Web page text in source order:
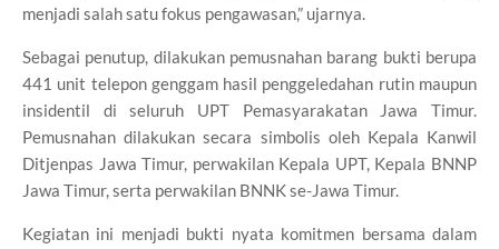
menjadi salah satu fokus pengawasan,” ujarnya.
Sebagai penutup, dilakukan pemusnahan barang bukti berupa
441 unit telepon genggam hasil penggeledahan rutin maupun
insidentil di seluruh UPT Pemasyarakatan Jawa Timur.
Pemusnahan dilakukan secara simbolis oleh Kepala Kanwil
Ditjenpas Jawa Timur, perwakilan Kepala UPT, Kepala BNNP
Jawa Timur, serta perwakilan BNNK se-Jawa Timur.
Kegiatan ini menjadi bukti nyata komitmen bersama dalam